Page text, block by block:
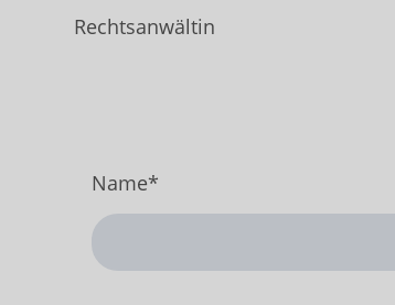
Rechtsanwältin
Name*